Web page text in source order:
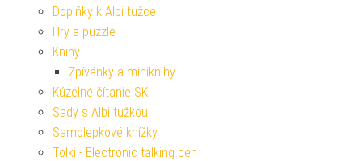
Doplňky k Albi tužce
Hry a puzzle
Knihy
Zpívánky a miniknihy
Kúzelné čítanie SK
Sady s Albi tužkou
Samolepkové knížky
Tolki - Electronic talking pen